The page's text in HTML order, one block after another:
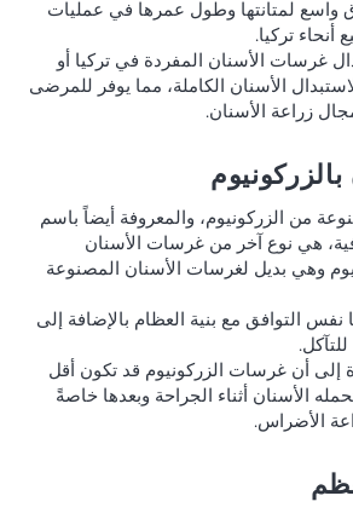
لمتانتها وطول عمرها في عمليات
تركيا.
غرسات الأسنان المفردة في تركيا أو
الأسنان الكاملة، مما يوفر للمرضى
زراعة الأسنان.
من الزركونيوم، والمعروفة أيضاً باسم
هي نوع آخر من غرسات الأسنان
وهي بديل لغرسات الأسنان المصنوعة
نفس التوافق مع بنية العظام بالإضافة إلى
إلى أن غرسات الزركونيوم قد تكون أقل
الأسنان أثناء الجراحة وبعدها خاصةً
الأضراس.